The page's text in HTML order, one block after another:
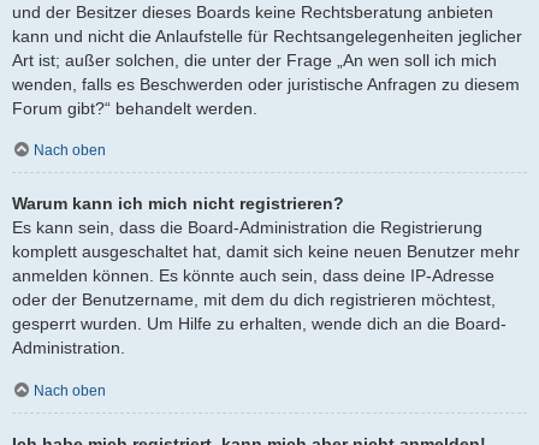
und der Besitzer dieses Boards keine Rechtsberatung anbieten
kann und nicht die Anlaufstelle für Rechtsangelegenheiten jeglicher
Art ist; außer solchen, die unter der Frage „An wen soll ich mich
wenden, falls es Beschwerden oder juristische Anfragen zu diesem
Forum gibt?“ behandelt werden.
Nach oben
Warum kann ich mich nicht registrieren?
Es kann sein, dass die Board-Administration die Registrierung
komplett ausgeschaltet hat, damit sich keine neuen Benutzer mehr
anmelden können. Es könnte auch sein, dass deine IP-Adresse
oder der Benutzername, mit dem du dich registrieren möchtest,
gesperrt wurden. Um Hilfe zu erhalten, wende dich an die Board-
Administration.
Nach oben